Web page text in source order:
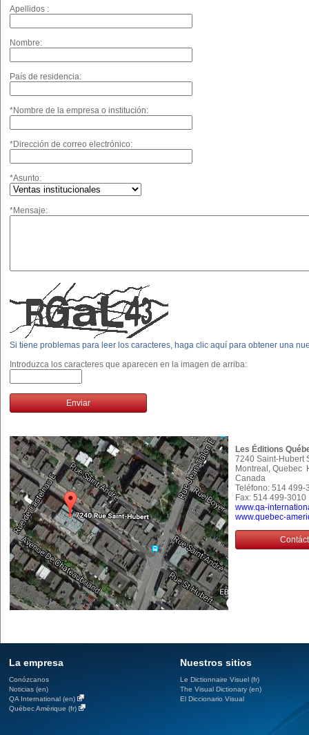
Apellidos :
Nombre:
País de residencia:
*Nombre de la empresa o institución:
*Dirección de correo electrónico:
*Asunto:
*Mensaje:
Si tiene problemas para leer los caracteres, haga clic aquí para obtener una
Introduzca los caracteres que aparecen en la imagen de arriba:
Enviar
Les Éditions
7240 Saint-Hubert
Montreal, Quebec
Canada
Teléfono: 514 499-
Fax: 514 499-3010
www.qa-
www.quebec-
La empresa
Conózcanos
Noticias (en)
QA International (en)
Québec Amérique (fr)
Nuestros sitios
Le Dictionnaire Visuel (fr)
The Visual Dictionary (en)
El Diccionario Visual